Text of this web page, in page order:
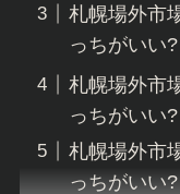
札幌場外
っちがいい
札幌場外
っちがいい
札幌場外
っちがいい